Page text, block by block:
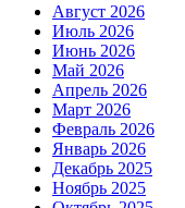
Август 2026
Июль 2026
Июнь 2026
Май 2026
Апрель 2026
Март 2026
Февраль 2026
Январь 2026
Декабрь 2025
Ноябрь 2025